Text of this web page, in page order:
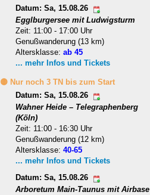
Datum: Sa, 15.08.26
Egglburgersee mit Ludwigsturm
Zeit: 11:00 - 17:00 Uhr
Genußwanderung (13 km)
Altersklasse:ab 45
... mehr Infos und Tickets
🟡 Nur noch 3 TN bis zum Start
Datum: Sa, 15.08.26
Wahner Heide – Telegraphenberg
(Köln)
Zeit: 11:00 - 16:30 Uhr
Genußwanderung (12 km)
Altersklasse:40-65
... mehr Infos und Tickets
Datum: Sa, 15.08.26
Arboretum Main-Taunus mit Airbase